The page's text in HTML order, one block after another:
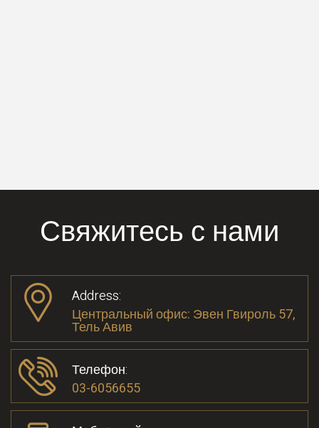
Свяжитесь с нами
Address:
Центральный офис: Эвен Гвироль 57,
Тель Авив
Телефон:
03-6056655